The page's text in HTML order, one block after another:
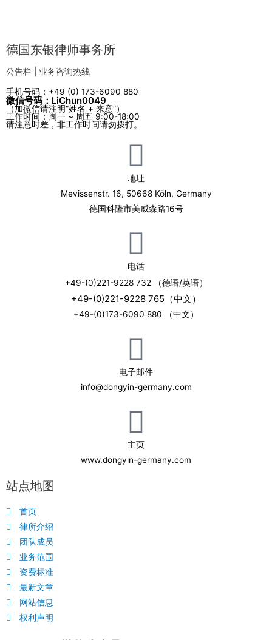
德国东银律师事务所
公告栏 | 业务咨询热线
手机号码：+49 (0) 173-6090 880
微信号码：LiChun0049
（加微信请注明“姓名 + 来意”）
工作时间：周一 ~ 周五 9:00-18:00
请注意时差，非工作时间请勿拨打。
地址
Mevissenstr. 16, 50668 Köln, Germany
德国科隆市美威森路16号
电话
+49-(0)221-9228 732 （德语/英语）
+49-(0)221-9228 765（中文）
+49-(0)173-6090 880 （中文）
电子邮件
info@dongyin-germany.com
主页
www.dongyin-germany.com
站点地图
首页
律所介绍
团队成员
业务范围
资费标准
最新文章
网站信息
权利声明